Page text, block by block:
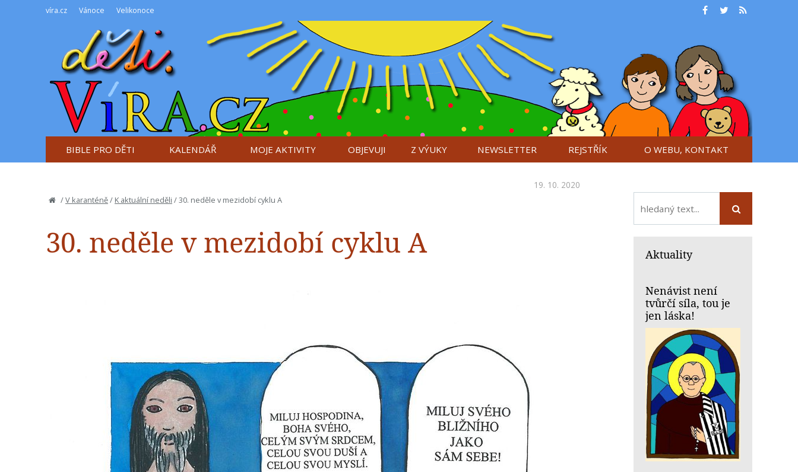
víra.cz Vánoce Velikonoce
BIBLE PRO DĚTI KALENDÁŘ MOJE AKTIVITY OBJEVUJI Z VÝUKY NEWSLETTER REJSTŘÍK O WEBU, KONTAKT
19. 10. 2020
/V karanténě/ K aktuální neděli /30. neděle v mezidobí cyklu A
30. neděle v mezidobí cyklu A Aktuality
Nenávist není
tvůrčí síla, tou je
jen láska!